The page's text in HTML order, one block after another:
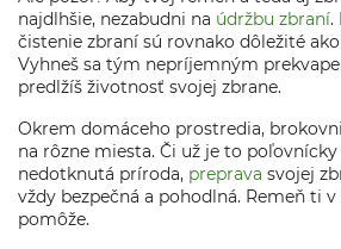
najdlhšie, nezabudni na údržbu zbraní.
čistenie zbraní sú rovnako dôležité
Vyhneš sa tým nepríjemným
predlžíš životnosť svojej zbrane.
Okrem domáceho prostredia,
na rôzne miesta. Či už je to
nedotknutá príroda, preprava svojej
vždy bezpečná a pohodlná. Remeň ti
pomôže.